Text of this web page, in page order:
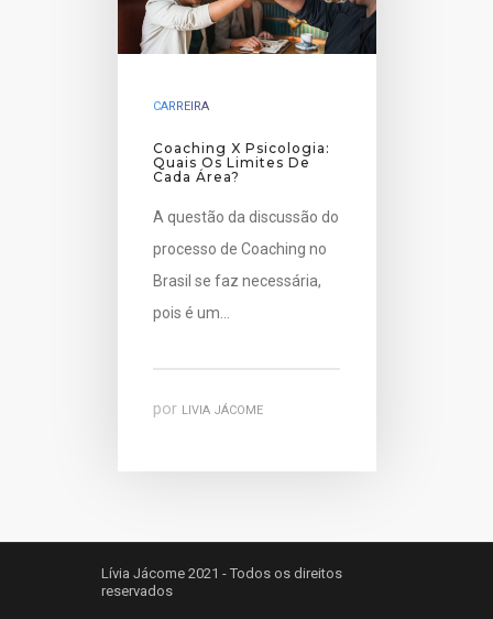
CARREIRA
Coaching X Psicologia:
Quais Os Limites De
Cada Área?
A questão da discussão do
processo de Coaching no
Brasil se faz necessária,
pois é um…
por LIVIA JÁCOME
Lívia Jácome 2021 - Todos os direitos
reservados